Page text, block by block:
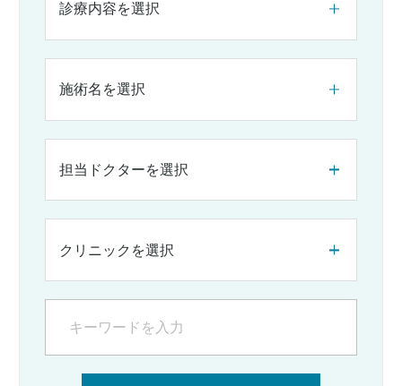
診療内容を選択
施術名を選択
担当ドクターを選択
クリニックを選択